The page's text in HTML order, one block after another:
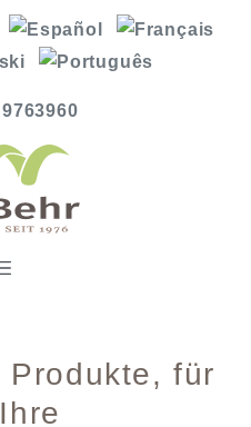
für